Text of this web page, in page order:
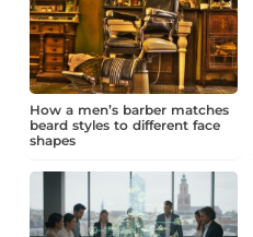
How a men’s barber matches
beard styles to different face
shapes